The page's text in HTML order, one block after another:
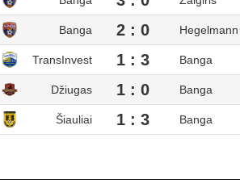
Banga 2 : 0 Hegelmann
TransInvest 1 : 3 Banga
Džiugas 1 : 0 Banga
Šiauliai 1 : 3 Banga